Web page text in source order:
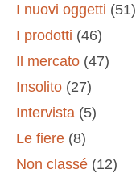
I nuovi oggetti (51)
I prodotti (46)
Il mercato (47)
Insolito (27)
Intervista (5)
Le fiere (8)
Non classé (12)